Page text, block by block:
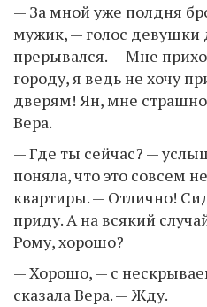
— За мной уже полдня
мужик, — голос девушки
прерывался. — Мне
городу, я ведь не хочу
дверям! Ян, мне
Вера.
— Где ты сейчас? —
поняла, что это совсем
квартиры. — Отлично!
приду. А на всякий
Рому, хорошо?
— Хорошо, — с
сказала Вера. — Жду.